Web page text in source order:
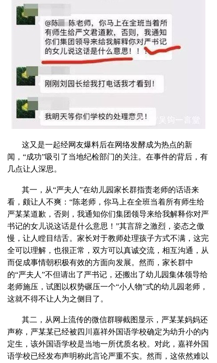
这又是一起经网友爆料后在网络发酵成为热点的新
闻，“成功”吸引了当地纪检部门的关注。在事件的背后，有
几点让人深思。
其一，从“严夫人”在幼儿园家长群指责老师的话语来
看，颇让人不爽：“陈老师，你马上在全班当着所有师生给
严某某道歉，否则，我通知你们集团领导来给我解释你对严
书记的女儿说这话是什么意思！”其言辞之激烈，姿态之傲
慢，让人瞠目结舌。家长对于教师处理孩子方式不满，这完
全可以理解，也很正常，双方可以真诚交流，相互沟通，从
而促成事情朝积极有效的方面向发展。然而，家长群中
的“严夫人”不但请出了严书记，还搬出了幼儿园集体领导给
老师施压，试图以权势碾压一个“小人物”式的幼儿园老师，
这就不得不让人为之侧目了。
其二，从网上流传的微信群聊截图显示，严某某妈妈还
声称，严某某已经被四川嘉祥外国语学校确定为幼升小的内
定生，该外国语学校是当地一所优质名校。对此，嘉祥外国
语学校已经发布声明称此言论严重不实。然而，这依然难以